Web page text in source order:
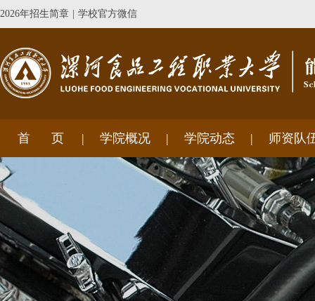
2026年招生简章 学校官方微信
首 页 学院概况 学院动态 师资队